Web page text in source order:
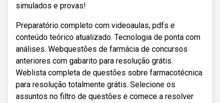
simulados e provas!
Preparatório completo com videoaulas, pdfs e
conteúdo teórico atualizado. Tecnologia de ponta com
análises. Webquestões de farmácia de concursos
anteriores com gabarito para resolução grátis.
Weblista completa de questões sobre farmacotécnica
para resolução totalmente grátis. Selecione os
assuntos no filtro de questões e comece a resolver